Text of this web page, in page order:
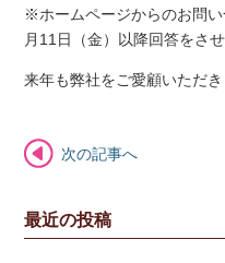
※ホームページからのお問
月11日（金）以降回答をさ
来年も弊社をご愛顧いただ
次の記事へ
最近の投稿